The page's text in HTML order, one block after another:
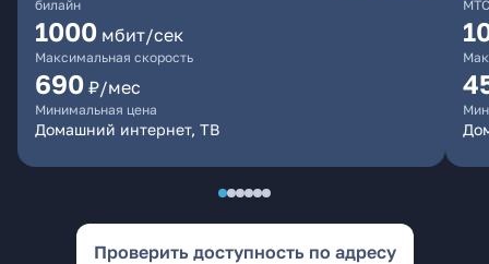
билайн
1000 мбит/сек
Максимальная скорость
690 ₽/мес
Минимальная цена
Домашний интернет, ТВ
МТС
Проверить доступность по адресу